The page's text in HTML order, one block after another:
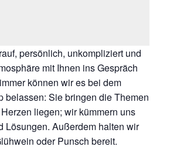
persönlich, unkompliziert und
mit Ihnen ins Gespräch
können wir es bei dem
belassen: Sie bringen die Themen
liegen; wir kümmern uns
Lösungen. Außerdem halten wir
oder Punsch bereit.